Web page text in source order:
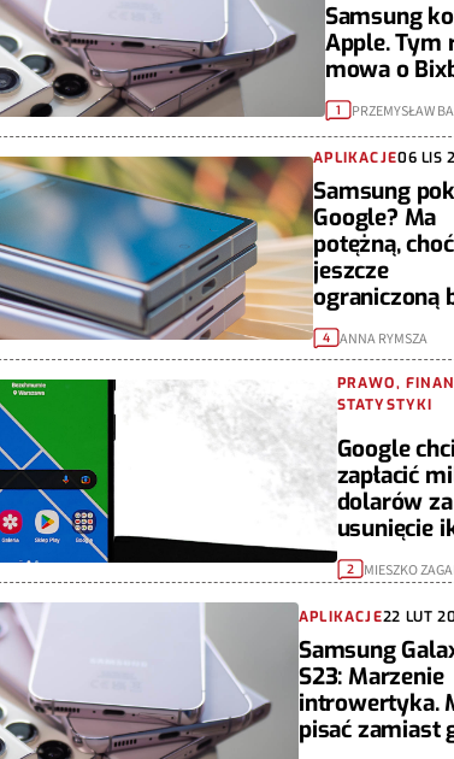
Samsung
Apple. Tym
mowa o
1 PRZEMYSŁAW
APLIKACJE06 LIS
Samsung
Google? Ma
potężną, choć
jeszcze
ograniczoną
4 ANNA RYMSZA
PRAWO,
STATYSTYKI
Google
zapłacić
dolarów za
usunięcie
2 MIESZKO
APLIKACJE22 LUT
Samsung
S23: Marzenie
introwertyka.
pisać zamiast